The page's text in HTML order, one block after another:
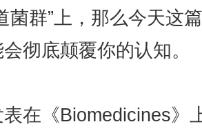
菌群”上，那么今天这
彻底颠覆你的认知。
在《Biomedicines》